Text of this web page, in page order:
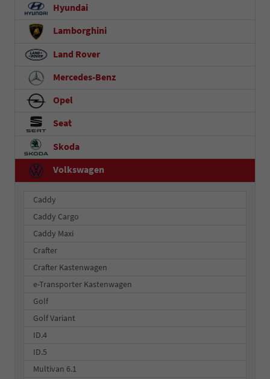
Hyundai
Lamborghini
Land Rover
Mercedes-Benz
Opel
Seat
Skoda
Volkswagen
Caddy
Caddy Cargo
Caddy Maxi
Crafter
Crafter Kastenwagen
e-Transporter Kastenwagen
Golf
Golf Variant
ID.4
ID.5
Multivan 6.1